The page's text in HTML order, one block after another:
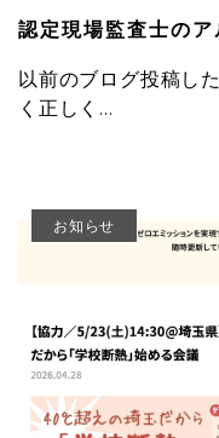
認定現場監査士のア
以前のブログ投稿し
く正しく…
お知らせ